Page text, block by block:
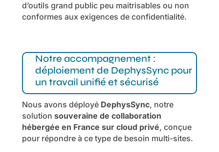
d’outils grand public peu maitrisables ou non
conformes aux exigences de confidentialité.
Notre accompagnement :
déploiement de DephysSync pour
un travail unifié et sécurisé
Nous avons déployé DephysSync, notre
solution souveraine de collaboration
hébergée en France sur cloud privé, conçue
pour répondre à ce type de besoin multi-sites.